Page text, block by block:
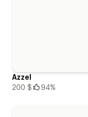
Azzel
200 $
94%